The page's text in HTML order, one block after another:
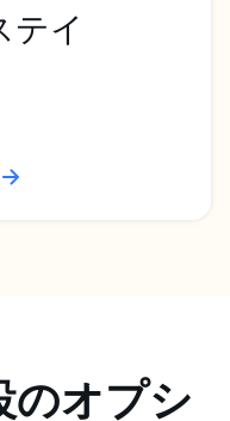
テイ
のオプシ